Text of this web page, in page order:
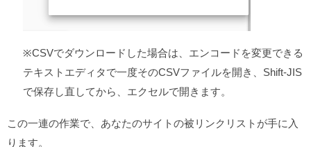
※CSVでダウンロードした場合は、エンコードを変更できる
テキストエディタで一度そのCSVファイルを開き、Shift-JIS
で保存し直してから、エクセルで開きます。
この一連の作業で、あなたのサイトの被リンクリストが手に入
ります。